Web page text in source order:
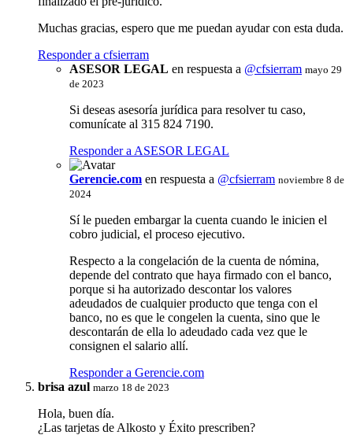
Muchas gracias, espero que me puedan ayudar con esta duda.
Responder a cfsierram
ASESOR LEGAL en respuesta a @cfsierram mayo 29
de 2023
Si deseas asesoría jurídica para resolver tu caso,
comunícate al 315 824 7190.
Responder a ASESOR LEGAL
Gerencie.com en respuesta a @cfsierram noviembre 8 de
2024
Sí le pueden embargar la cuenta cuando le inicien el
cobro judicial, el proceso ejecutivo.
Respecto a la congelación de la cuenta de nómina,
depende del contrato que haya firmado con el banco,
porque si ha autorizado descontar los valores
adeudados de cualquier producto que tenga con el
banco, no es que le congelen la cuenta, sino que le
descontarán de ella lo adeudado cada vez que le
consignen el salario allí.
Responder a Gerencie.com
brisa azul marzo 18 de 2023
Hola, buen día.
¿Las tarjetas de Alkosto y Éxito prescriben?